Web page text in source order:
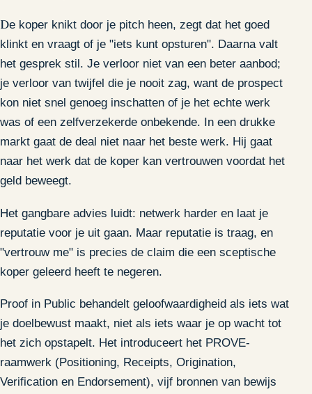
De koper knikt door je pitch heen, zegt dat het goed
klinkt en vraagt of je "iets kunt opsturen". Daarna valt
het gesprek stil. Je verloor niet van een beter aanbod;
je verloor van twijfel die je nooit zag, want de prospect
kon niet snel genoeg inschatten of je het echte werk
was of een zelfverzekerde onbekende. In een drukke
markt gaat de deal niet naar het beste werk. Hij gaat
naar het werk dat de koper kan vertrouwen voordat het
geld beweegt.
Het gangbare advies luidt: netwerk harder en laat je
reputatie voor je uit gaan. Maar reputatie is traag, en
"vertrouw me" is precies de claim die een sceptische
koper geleerd heeft te negeren.
Proof in Public behandelt geloofwaardigheid als iets wat
je doelbewust maakt, niet als iets waar je op wacht tot
het zich opstapelt. Het introduceert het PROVE-
raamwerk (Positioning, Receipts, Origination,
Verification en Endorsement), vijf bronnen van bewijs